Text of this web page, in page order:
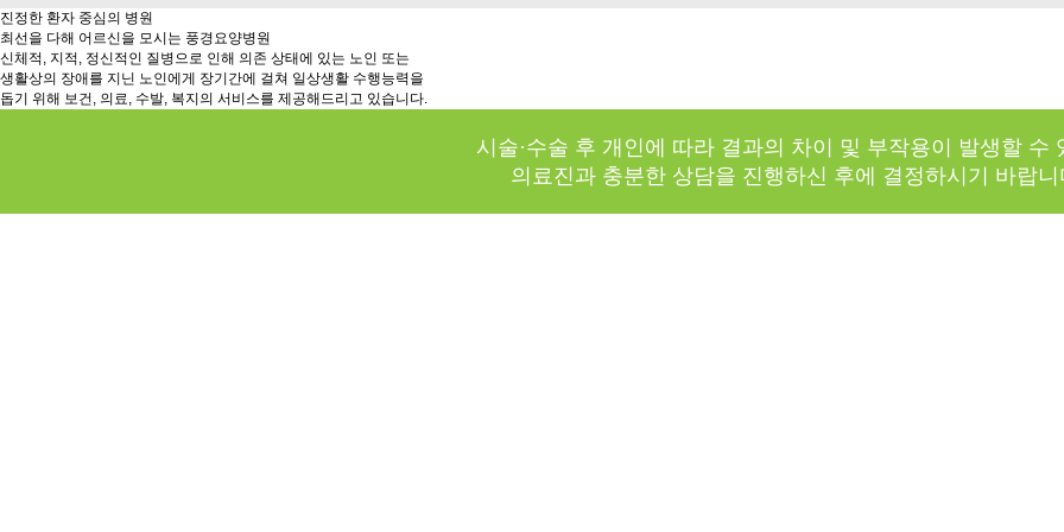
진정한 환자 중심의 병원
최선을 다해 어르신을 모시는 풍경요양병원
신체적, 지적, 정신적인 질병으로 인해 의존 상태에 있는 노인 또는
생활상의 장애를 지닌 노인에게 장기간에 걸쳐 일상생활 수행능력을
돕기 위해 보건, 의료, 수발, 복지의 서비스를 제공해드리고 있습니다.
시술·수술 후 개인에 따라 결과의 차이 및 부작용이 발생할 수
의료진과 충분한 상담을 진행하신 후에 결정하시기 바랍니